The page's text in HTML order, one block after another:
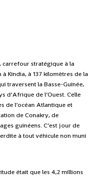
carrefour stratégique à la
Kindia, à 137 kilomètres de la
traversent la Basse-Guinée,
d’Afrique de l’Ouest. Celle
de l’océan Atlantique et
de Conakry, de
guinéens. C’est jour de
à tout véhicule non muni
était que les 4,2 millions